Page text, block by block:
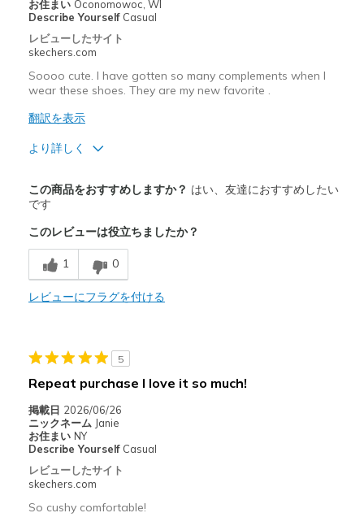
Width
Feels true to width
Sizing
View On Shoes
お住まい Oconomowoc, WI
Describe Yourself Casual
レビューしたサイト
skechers.com
Soooo cute. I have gotten so many complements when I
wear these shoes. They are my new favorite .
翻訳を表示
より詳しく
Attractive Design
Breathe Well
Comfortable
Durable
以下に最適
Casual Wear
Travel
Width
Feels true to width
Sizing
View On Shoes
この商品をおすすめしますか？ はい、友達におすすめしたい
です
このレビューは役立ちましたか？
1 0
レビューにフラグを付ける
5
Repeat purchase I love it so much!
掲載日 2026/06/26
ニックネーム Janie
お住まい NY
Describe Yourself Casual
レビューしたサイト
skechers.com
So cushy comfortable!